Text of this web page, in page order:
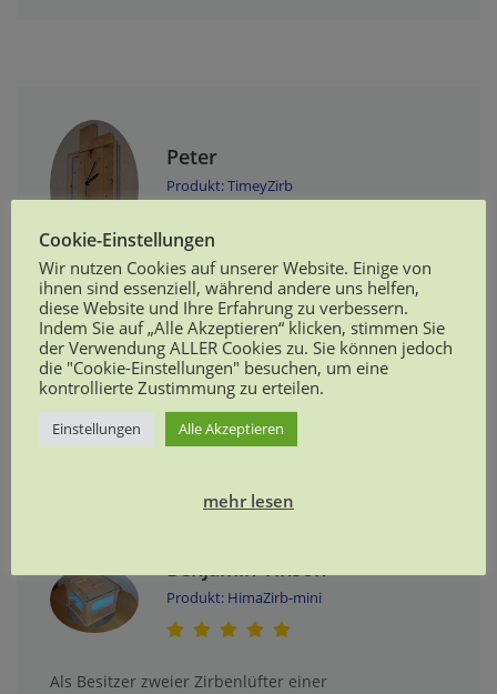
Peter
Produkt: TimeyZirb
Tolle Wanduhr die sehr modern und elegant
aussieht. Das Uhrwerk hört man wirklich nicht, kein
ticken. Wir sind von der Qualität vollends überzeugt,
alles massiv und sehr stabil. Der Versand war sehr
schnell, die Uhr war stabil verpackt.
Benjamin Vinson
Produkt: HimaZirb-mini
Als Besitzer zweier Zirbenlüfter einer
Cookie-Einstellungen
Wir nutzen Cookies auf unserer Website. Einige von
ihnen sind essenziell, während andere uns helfen,
diese Website und Ihre Erfahrung zu verbessern.
Indem Sie auf „Alle Akzeptieren“ klicken, stimmen Sie
der Verwendung ALLER Cookies zu. Sie können jedoch
die "Cookie-Einstellungen" besuchen, um eine
kontrollierte Zustimmung zu erteilen.
Einstellungen Alle Akzeptieren
mehr lesen